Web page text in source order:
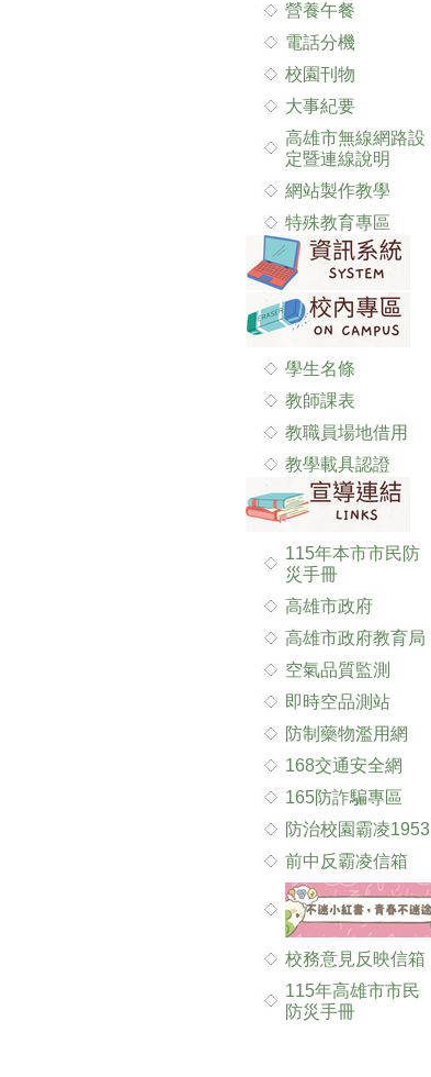
營養午餐
電話分機
校園刊物
大事紀要
高雄市無線網路設
定暨連線說明
網站製作教學
特殊教育專區
學生名條
教師課表
教職員場地借用
教學載具認證
115年本市市民防
災手冊
高雄市政府
高雄市政府教育局
空氣品質監測
即時空品測站
防制藥物濫用網
168交通安全網
165防詐騙專區
防治校園霸凌1953
前中反霸凌信箱
校務意見反映信箱
115年高雄市市民
防災手冊